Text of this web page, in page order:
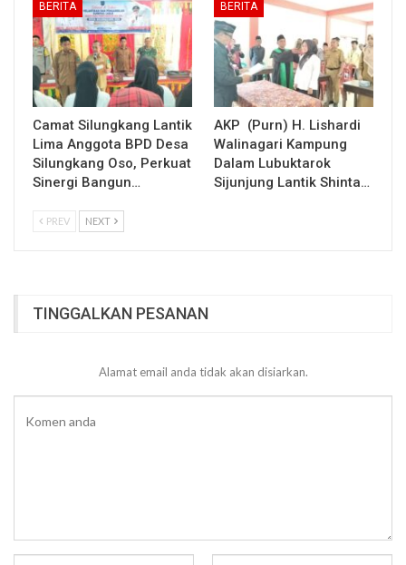
BERITA
Camat Silungkang Lantik
Lima Anggota BPD Desa
Silungkang Oso, Perkuat
Sinergi Bangun…
BERITA
AKP (Purn) H. Lishardi
Walinagari Kampung
Dalam Lubuktarok
Sijunjung Lantik Shinta…
PREV NEXT
TINGGALKAN PESANAN
Alamat email anda tidak akan disiarkan.